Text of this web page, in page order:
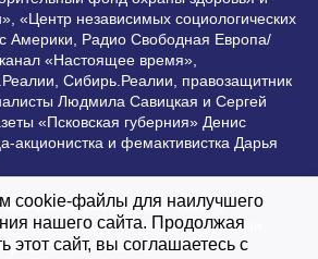
«Центр независимых социологических
Америки, Радио Свободная Европа/
«Настоящее время»,
Сибирь.Реалии, правозащитник
Людмила Савицкая и Сергей
«Псковская губерния» Денис
акционистка и фемактивистка Дарья
и охраняются законом. Любое
сайта допустимо при условии
на Vesti.UZ.
cookie-файлы для наилучшего
нашего сайта. Продолжая
этот сайт, вы соглашаетесь с